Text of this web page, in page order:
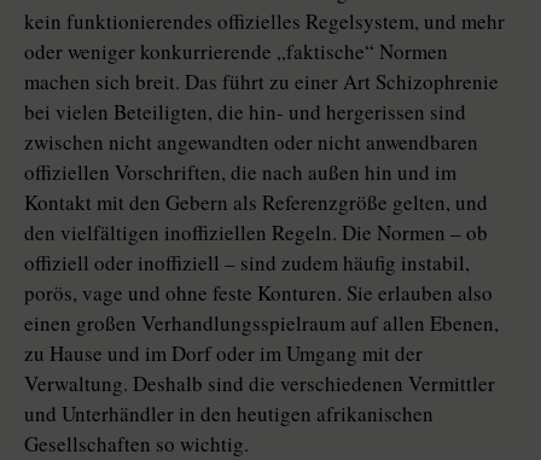
kein funktionierendes offizielles Regelsystem, und mehr
oder weniger konkurrierende „faktische“ Normen
machen sich breit. Das führt zu einer Art Schizophrenie
bei vielen Beteiligten, die hin- und hergerissen sind
zwischen nicht angewandten oder nicht anwendbaren
offiziellen Vorschriften, die nach außen hin und im
Kontakt mit den Gebern als Referenzgröße gelten, und
den vielfältigen inoffiziellen Regeln. Die Normen – ob
offiziell oder inoffiziell – sind zudem häufig instabil,
porös, vage und ohne feste Konturen. Sie erlauben also
einen großen Verhandlungsspielraum auf allen Ebenen,
zu Hause und im Dorf oder im Umgang mit der
Verwaltung. Deshalb sind die verschiedenen Vermittler
und Unterhändler in den heutigen afrikanischen
Gesellschaften so wichtig.